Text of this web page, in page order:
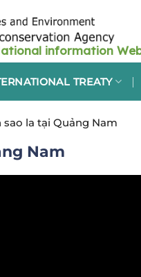
TREATY
sao la tại Quảng Nam
Nam